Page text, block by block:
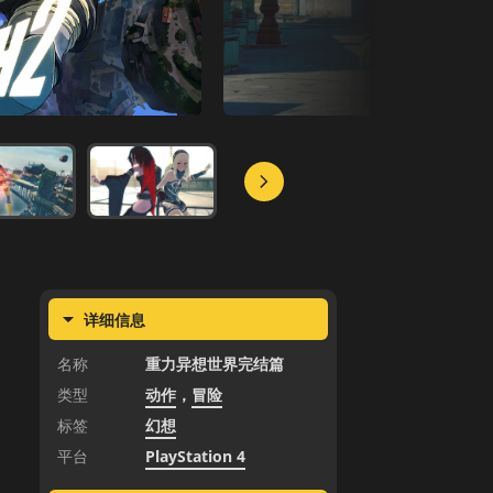
详细信息
名称
重力异想世界完结篇
类型
动作 ， 冒险
标签
幻想
平台
PlayStation 4